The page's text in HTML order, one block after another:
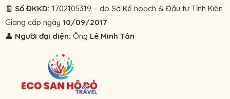
🧾 Số ĐKKD: 1702105319 – do Sở Kế hoạch & Đầu tư Tỉnh Kiên
Giang cấp ngày 10/09/2017
👤 Người đại diện: Ông Lê Minh Tân